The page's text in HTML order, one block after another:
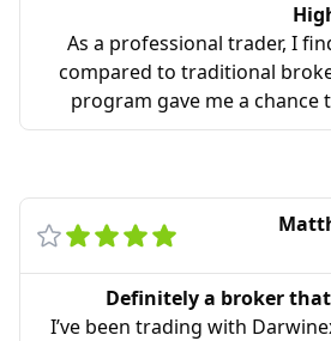
As a professional trader, I
compared to traditional
program gave me a chance
based on performance,
Definitely a broker
I’ve been trading with